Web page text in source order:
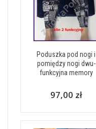
Poduszka pod nogi i
pomiędzy nogi dwu-
funkcyjna memory
97,00 zł